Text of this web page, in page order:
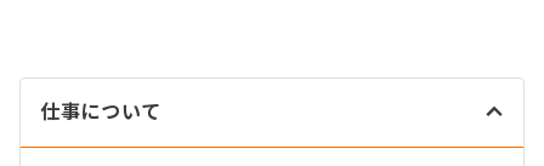
仕事について